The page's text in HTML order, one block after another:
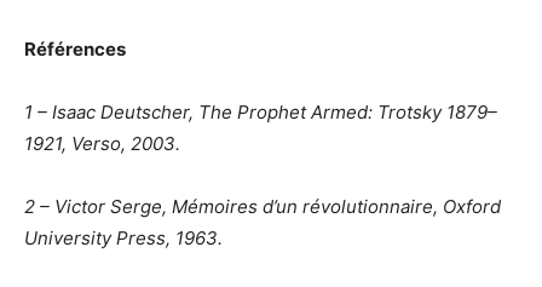
Références
1 – Isaac Deutscher, The Prophet Armed: Trotsky 1879–
1921, Verso, 2003.
2 – Victor Serge, Mémoires d’un révolutionnaire, Oxford
University Press, 1963.